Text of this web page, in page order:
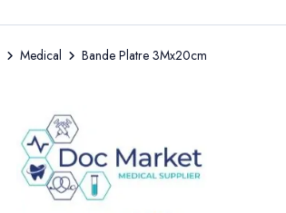
Medical Bande Platre 3Mx20cm